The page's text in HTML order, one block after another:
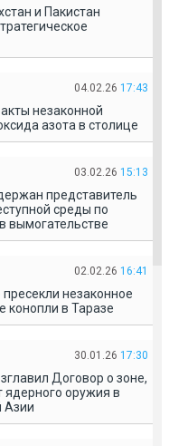
и Пакистан
04.02.26 17:43
незаконной
азота в столице
03.02.26 15:13
представитель
среды по
вымогательстве
02.02.26 16:41
незаконное
конопли в Таразе
30.01.26 17:30
Договор о зоне,
ядерного оружия в
Азии